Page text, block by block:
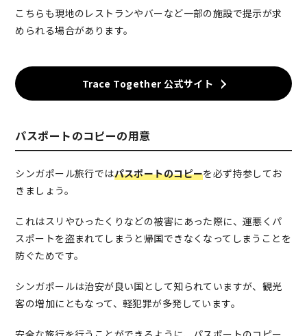
こちらも現地のレストランやバーなど一部の施設で提示が求
められる場合があります。
Trace Together 公式サイト
パスポートのコピーの用意
シンガポール旅行ではパスポートのコピーを必ず持参してお
きましょう。
これはスリやひったくりなどの被害にあった際に、運悪くパ
スポートを盗まれてしまうと帰国できなくなってしまうことを
防ぐためです。
シンガポールは治安が良い国として知られていますが、観光
客の増加にともなって、軽犯罪が多発しています。